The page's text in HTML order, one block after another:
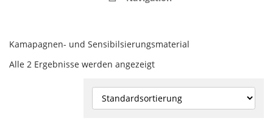
Kamapagnen- und Sensibilsierungsmaterial
Alle 2 Ergebnisse werden angezeigt